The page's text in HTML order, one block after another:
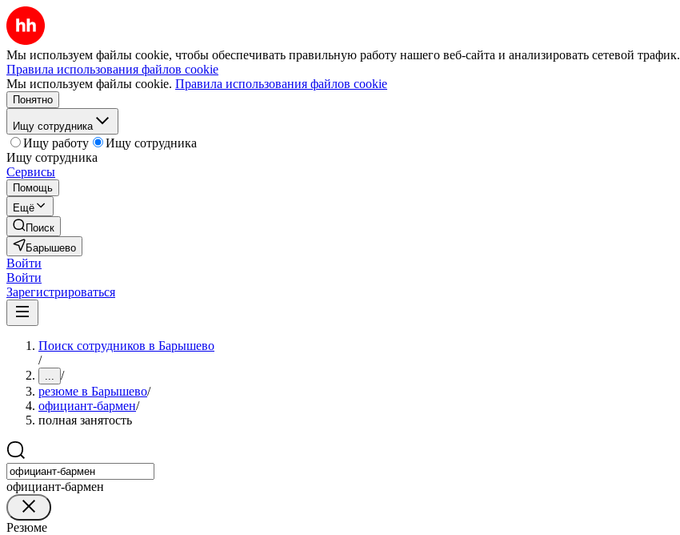
Мы используем файлы cookie, чтобы обеспечивать правильную работу нашего веб-сайта и анализировать сетевой трафик.
Правила использования файлов cookie
Мы используем файлы cookie. Правила использования файлов cookie
Понятно
Ищу сотрудника
Ищу работу
Ищу сотрудника
Ищу сотрудника
Сервисы
Помощь
Ещё
Поиск
Барышево
Войти
Войти
Зарегистрироваться
Поиск сотрудников в Барышево
/
... /
резюме в Барышево/
официант-бармен/
полная занятость
официант-бармен
Резюме